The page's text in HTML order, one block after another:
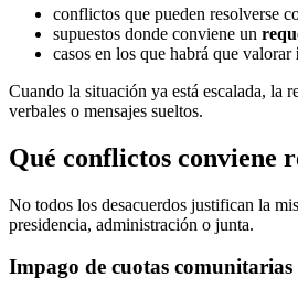
conflictos que pueden resolverse
supuestos donde conviene un
casos en los que habrá que valorar
Cuando la situación ya está escalada, la
verbales o mensajes sueltos.
Qué conflictos conviene
No todos los desacuerdos justifican la
presidencia, administración o junta.
Impago de cuotas comunitarias